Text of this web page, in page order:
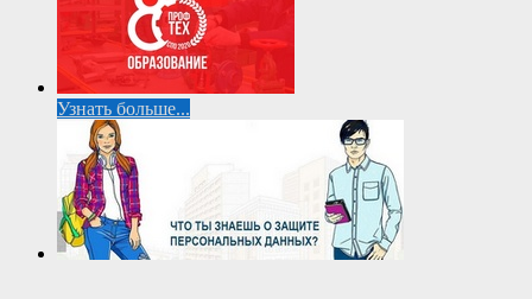
Узнать больше...